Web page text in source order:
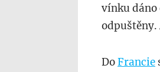
vínku dáno
odpuštěny.
DoFrancie